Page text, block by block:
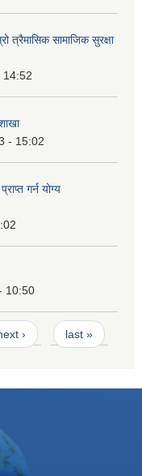
सामाजिक सुरक्षा
14:52
- 15:02
गर्न योग्य
10:50
› last »